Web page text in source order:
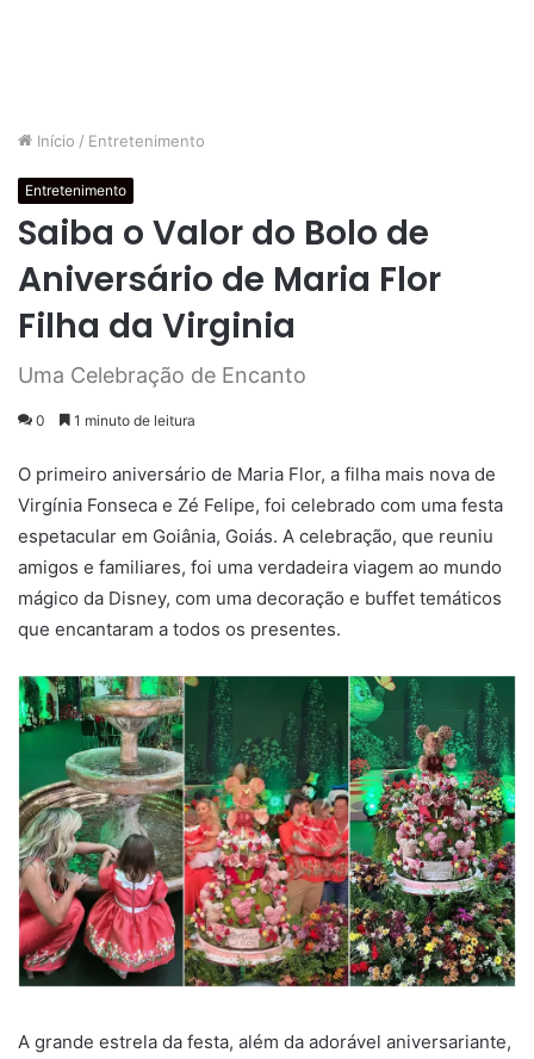
Início / Entretenimento
Entretenimento
Saiba o Valor do Bolo de
Aniversário de Maria Flor
Filha da Virginia
Uma Celebração de Encanto
0 1 minuto de leitura
O primeiro aniversário de Maria Flor, a filha mais nova de
Virgínia Fonseca e Zé Felipe, foi celebrado com uma festa
espetacular em Goiânia, Goiás. A celebração, que reuniu
amigos e familiares, foi uma verdadeira viagem ao mundo
mágico da Disney, com uma decoração e buffet temáticos
que encantaram a todos os presentes.
A grande estrela da festa, além da adorável aniversariante,